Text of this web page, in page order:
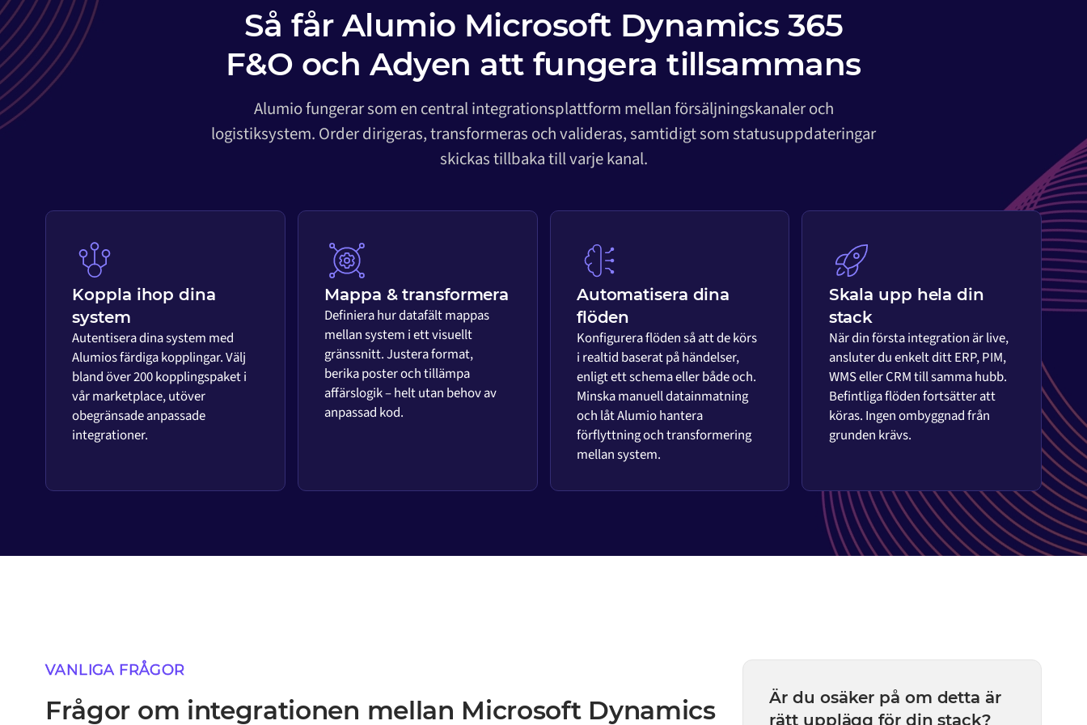
Så får Alumio Microsoft Dynamics 365
F&O och Adyen att fungera tillsammans
Alumio fungerar som en central integrationsplattform mellan försäljningskanaler och
logistiksystem. Order dirigeras, transformeras och valideras, samtidigt som statusuppdateringar
skickas tillbaka till varje kanal.
Koppla ihop dina
system
Autentisera dina system med
Alumios färdiga kopplingar. Välj
bland över 200 kopplingspaket i
vår marketplace, utöver
obegränsade anpassade
integrationer.
Mappa & transformera
Definiera hur datafält mappas
mellan system i ett visuellt
gränssnitt. Justera format,
berika poster och tillämpa
affärslogik – helt utan behov av
anpassad kod.
Automatisera dina
flöden
Konfigurera flöden så att de körs
i realtid baserat på händelser,
enligt ett schema eller både och.
Minska manuell datainmatning
och låt Alumio hantera
förflyttning och transformering
mellan system.
Skala upp hela din
stack
När din första integration är live,
ansluter du enkelt ditt ERP, PIM,
WMS eller CRM till samma hubb.
Befintliga flöden fortsätter att
köras. Ingen ombyggnad från
grunden krävs.
VANLIGA FRÅGOR
Frågor om integrationen mellan Microsoft Dynamics
Är du osäker på om detta är
rätt upplägg för din stack?